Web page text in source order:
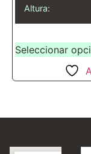
Altura:
Seleccionar